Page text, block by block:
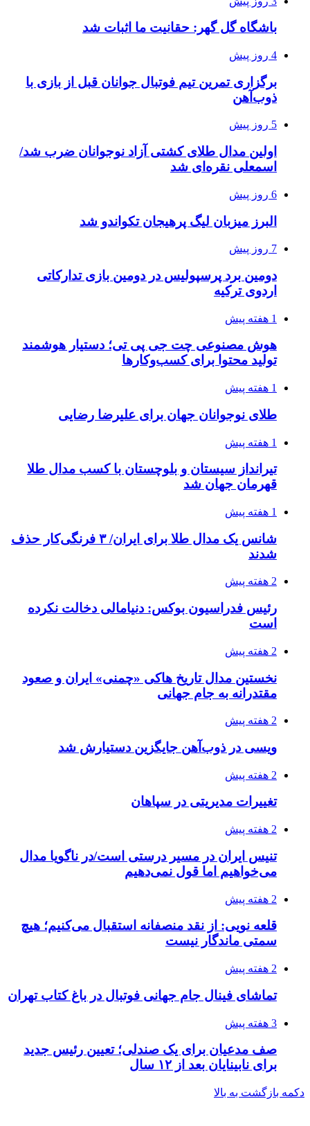
باشگاه گل گهر: حقانیت ما اثبات شد
4 روز پیش
برگزاری تمرین تیم فوتبال جوانان قبل از بازی با
ذوب‌آهن
5 روز پیش
اولین مدال طلای کشتی آزاد نوجوانان ضرب شد/
اسمعلی نقره‌ای شد
6 روز پیش
البرز میزبان لیگ پرهیجان تکواندو شد
7 روز پیش
دومین برد پرسپولیس در دومین بازی تدارکاتی
اردوی ترکیه
1 هفته پیش
هوش مصنوعی چت جی پی تی؛ دستیار هوشمند
تولید محتوا برای کسب‌وکارها
1 هفته پیش
طلای نوجوانان جهان برای علیرضا رضایی
1 هفته پیش
تیرانداز سیستان و بلوچستان با کسب مدال طلا
قهرمان جهان شد
1 هفته پیش
شانس یک مدال طلا برای ایران/ ۳ فرنگی‌کار حذف
شدند
2 هفته پیش
رئیس فدراسیون بوکس: دنیامالی دخالت نکرده
است
2 هفته پیش
نخستین مدال تاریخ هاکی «چمنی» ایران و صعود
مقتدرانه به جام جهانی
2 هفته پیش
ویسی در ذوب‌آهن جایگزین دستیارش شد
2 هفته پیش
تغییرات مدیریتی در سپاهان
2 هفته پیش
تنیس ایران در مسیر درستی است/در ناگویا مدال
می‌خواهیم اما قول نمی‌دهیم
2 هفته پیش
قلعه نویی: از نقد منصفانه استقبال می‌کنیم؛ هیچ
سمتی ماندگار نیست
2 هفته پیش
تماشای فینال جام جهانی فوتبال در باغ کتاب تهران
3 هفته پیش
صف مدعیان برای یک صندلی؛ تعیین رئیس جدید
برای نابینایان بعد از ۱۲ سال
دکمه بازگشت به بالا